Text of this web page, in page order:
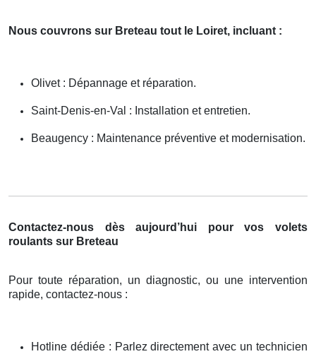
Nous couvrons sur Breteau tout le Loiret, incluant :
Olivet : Dépannage et réparation.
Saint-Denis-en-Val : Installation et entretien.
Beaugency : Maintenance préventive et modernisation.
Contactez-nous dès aujourd’hui pour vos volets
roulants sur Breteau
Pour toute réparation, un diagnostic, ou une intervention
rapide, contactez-nous :
Hotline dédiée : Parlez directement avec un technicien